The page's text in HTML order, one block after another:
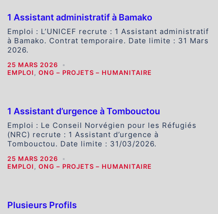
1 Assistant administratif à Bamako
Emploi : L’UNICEF recrute : 1 Assistant administratif
à Bamako. Contrat temporaire. Date limite : 31 Mars
2026.
25 MARS 2026
EMPLOI , ONG – PROJETS – HUMANITAIRE
1 Assistant d’urgence à Tombouctou
Emploi : Le Conseil Norvégien pour les Réfugiés
(NRC) recrute : 1 Assistant d’urgence à
Tombouctou. Date limite : 31/03/2026.
25 MARS 2026
EMPLOI , ONG – PROJETS – HUMANITAIRE
Plusieurs Profils